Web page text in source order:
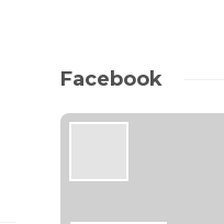
Facebook